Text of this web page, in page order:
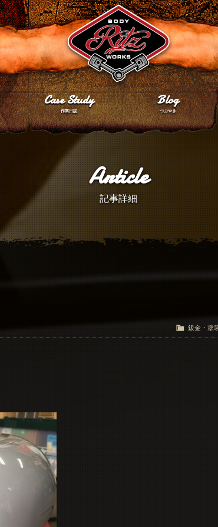
Case Study
作業日誌
Blog
つぶやき
Article
記事詳細
鈑金・塗